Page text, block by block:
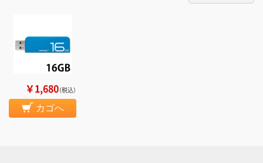
￥1,680（税込）
カゴへ